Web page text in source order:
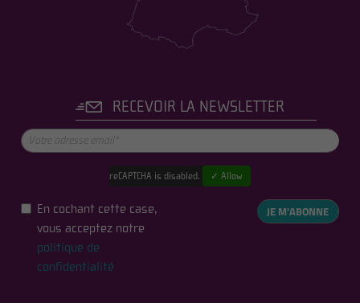
RECEVOIR LA NEWSLETTER
reCAPTCHA is disabled. ✓ Allow
En cochant cette case,
vous acceptez notre
politique de
confidentialité
JE M'ABONNE